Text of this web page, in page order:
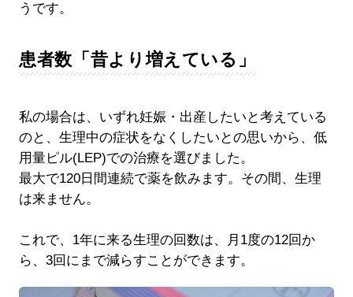
うです。
患者数「昔より増えている」
私の場合は、いずれ妊娠・出産したいと考えている
のと、生理中の症状をなくしたいとの思いから、低
用量ピル(LEP)での治療を選びました。
最大で120日間連続で薬を飲みます。その間、生理
は来ません。
これで、1年に来る生理の回数は、月1度の12回か
ら、3回にまで減らすことができます。